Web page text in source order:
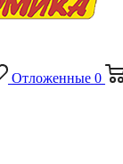
Отложенные 0